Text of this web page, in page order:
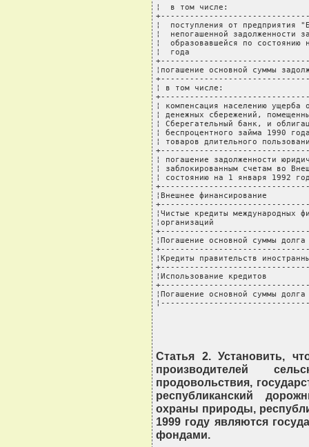
¦  в том числе:
¦  поступления от
¦  непогашенной
¦  образовавшейся по
¦  года
¦погашение основной суммы
¦ в том числе:
¦ компенсация населению
¦ денежных сбережений,
¦ Сберегательный банк, и
¦ беспроцентного займа
¦ товаров длительного
¦ погашение задолженности
¦ заблокированным счетам во
¦ состоянию на 1 января
¦Внешнее финансирование
¦Чистые кредиты
¦организаций
¦Погашение основной суммы
¦Кредиты правительств
¦Использование
¦Погашение основной
Статья 2. Установить,
производителей
продовольствия,
республиканский
охраны природы,
1999 году являются
фондами.